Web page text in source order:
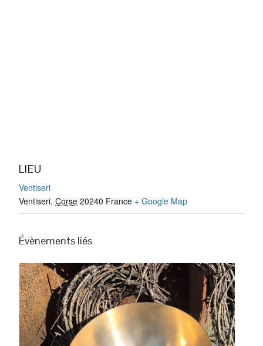
LIEU
Ventiseri
Ventiseri, Corse 20240 France + Google Map
Évènements liés